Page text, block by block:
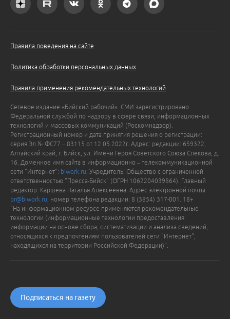
Правила поведения на сайте
Политика обработки персональных данных
Правила применения рекомендательных технологий
Сетевое издание «Бийский рабочий». СМИ зарегистрировано
Федеральной службой по надзору в сфере связи, информационных
технологий и массовых коммуникаций (Роскомнадзор).
Регистрационный номер и дата принятия решения о регистрации:
серия Эл № ФС77 – 83115 от 12.05.2022г. Адрес: редакции: 659322,
Алтайский край, г. Бийск, ул. Имени Героя Советского Союза Спекова, д.
16. Доменное имя сайта в информационно – телекоммуникационной
сети "Интернет": biwork.ru . Учредитель: Общество с ограниченной
ответственностью "Пресса-Бийск" (ОГРН 1062204039864). Главный
редактор: Каршева Наталья Алексеевна. Адрес электронной почты:
br@biwork.ru , номер телефона редакции: 8 (3854) 317-001. 18+
"На информационном ресурсе применяются рекомендательные
технологии (информационные технологии предоставления
информации на основе сбора, систематизации и анализа сведений,
относящихся к предпочтениям пользователей сети "Интернет",
находящихся на территории Российской Федерации)".
Подписаться на газету